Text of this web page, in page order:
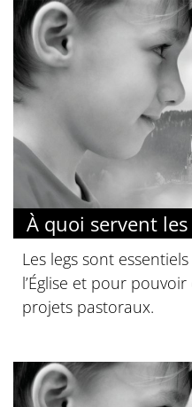
À quoi servent les
Les legs sont
l’Église et pour
projets pastoraux.